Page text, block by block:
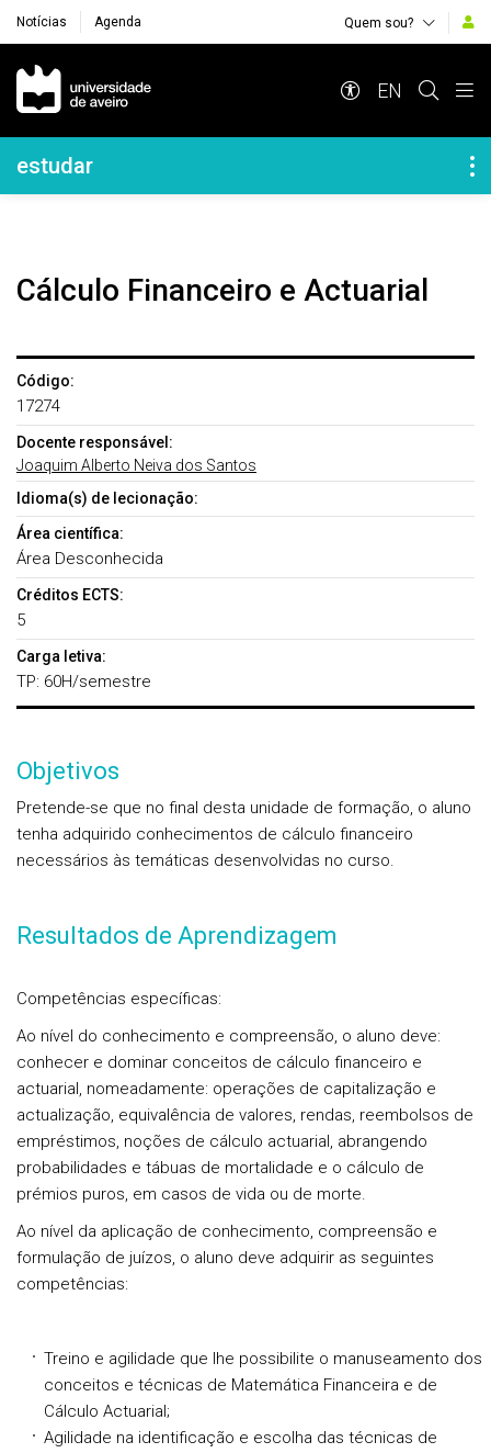
Notícias Agenda Quem sou?
Navegação Principal
EN
Navegação Lateral
estudar
Cálculo Financeiro e Actuarial
Código:
17274
Docente responsável:
Joaquim Alberto Neiva dos Santos
Idioma(s) de lecionação:
Área científica:
Área Desconhecida
Créditos ECTS:
5
Carga letiva:
TP: 60H/semestre
Objetivos
Pretende-se que no final desta unidade de formação, o aluno
tenha adquirido conhecimentos de cálculo financeiro
necessários às temáticas desenvolvidas no curso.
Resultados de Aprendizagem
Competências específicas:
Ao nível do conhecimento e compreensão, o aluno deve:
conhecer e dominar conceitos de cálculo financeiro e
actuarial, nomeadamente: operações de capitalização e
actualização, equivalência de valores, rendas, reembolsos de
empréstimos, noções de cálculo actuarial, abrangendo
probabilidades e tábuas de mortalidade e o cálculo de
prémios puros, em casos de vida ou de morte.
Ao nível da aplicação de conhecimento, compreensão e
formulação de juízos, o aluno deve adquirir as seguintes
competências:
Treino e agilidade que lhe possibilite o manuseamento dos
conceitos e técnicas de Matemática Financeira e de
Cálculo Actuarial;
Agilidade na identificação e escolha das técnicas de